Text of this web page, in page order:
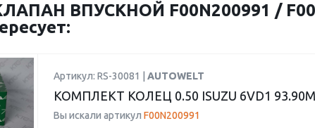
ВПУСКНОЙ F00N200991 /
Артикул: RS-30081 | AUTOWELT
КОМПЛЕКТ КОЛЕЦ 0.50 ISUZU 6VD1
Вы искали артикул F00N200991